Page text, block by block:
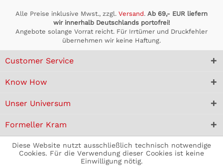
Alle Preise inklusive Mwst., zzgl. Versand. Ab 69,- EUR liefern
wir innerhalb Deutschlands portofrei!
Angebote solange Vorrat reicht. Für Irrtümer und Druckfehler
übernehmen wir keine Haftung.
Customer Service
Know How
Unser Universum
Formeller Kram
Diese Website nutzt ausschließlich technisch notwendige
Cookies. Für die Verwendung dieser Cookies ist keine
Einwilligung nötig.